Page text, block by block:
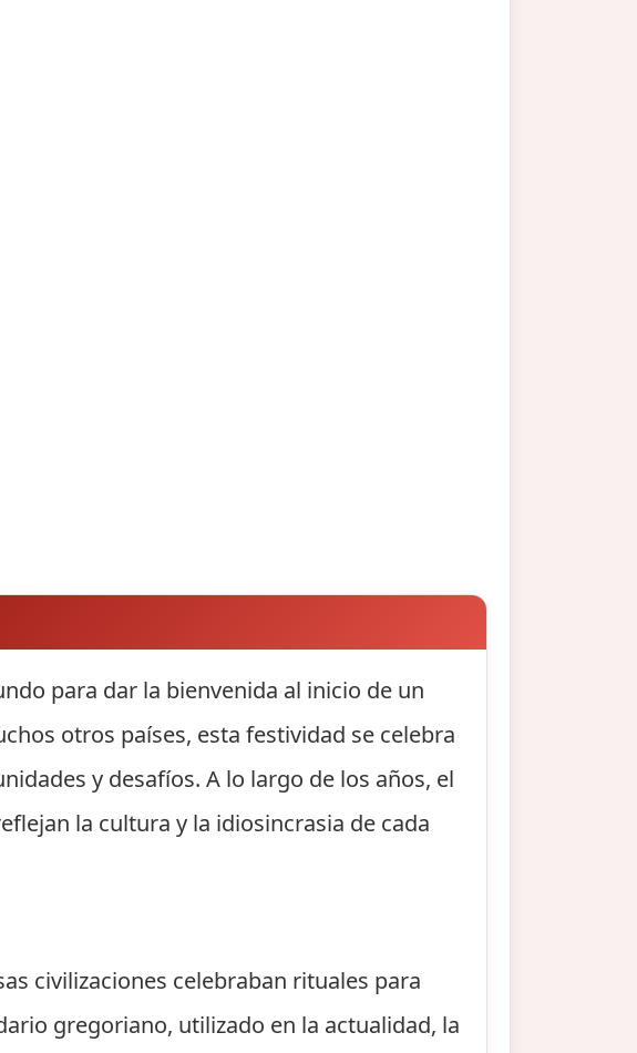
para dar la bienvenida al inicio de un
otros países, esta festividad se celebra
y desafíos. A lo largo de los años, el
la cultura y la idiosincrasia de cada
civilizaciones celebraban rituales para
gregoriano, utilizado en la actualidad, la